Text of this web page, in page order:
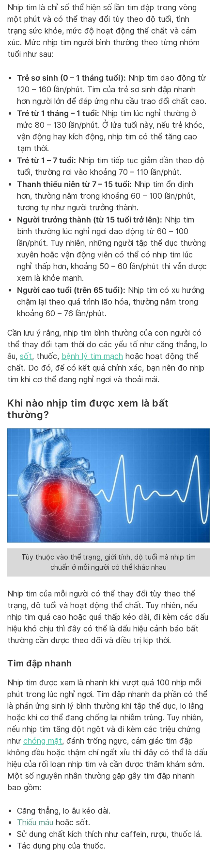
Nhịp tim là chỉ số thể hiện số lần tim đập trong vòng
một phút và có thể thay đổi tùy theo độ tuổi, tình
trạng sức khỏe, mức độ hoạt động thể chất và cảm
xúc. Mức nhịp tim người bình thường theo từng nhóm
tuổi như sau:
Trẻ sơ sinh (0 – 1 tháng tuổi): Nhịp tim dao động từ
120 – 160 lần/phút. Tim của trẻ sơ sinh đập nhanh
hơn người lớn để đáp ứng nhu cầu trao đổi chất cao.
Trẻ từ 1 tháng – 1 tuổi: Nhịp tim lúc nghỉ thường ở
mức 80 – 130 lần/phút. Ở lứa tuổi này, nếu trẻ khóc,
vận động hay kích động, nhịp tim có thể tăng cao
tạm thời.
Trẻ từ 1 – 7 tuổi: Nhịp tim tiếp tục giảm dần theo độ
tuổi, thường rơi vào khoảng 70 – 110 lần/phút.
Thanh thiếu niên từ 7 – 15 tuổi: Nhịp tim ổn định
hơn, thường nằm trong khoảng 60 – 100 lần/phút,
tương tự như người trưởng thành.
Người trưởng thành (từ 15 tuổi trở lên): Nhịp tim
bình thường lúc nghỉ ngơi dao động từ 60 – 100
lần/phút. Tuy nhiên, những người tập thể dục thường
xuyên hoặc vận động viên có thể có nhịp tim lúc
nghỉ thấp hơn, khoảng 50 – 60 lần/phút thì vẫn được
xem là khỏe mạnh.
Người cao tuổi (trên 65 tuổi): Nhịp tim có xu hướng
chậm lại theo quá trình lão hóa, thường nằm trong
khoảng 60 – 76 lần/phút.
Cần lưu ý rằng, nhịp tim bình thường của con người có
thể thay đổi tạm thời do các yếu tố như căng thẳng, lo
âu, sốt, thuốc, bệnh lý tim mạch hoặc hoạt động thể
chất. Do đó, để có kết quả chính xác, bạn nên đo nhịp
tim khi cơ thể đang nghỉ ngơi và thoải mái.
Khi nào nhịp tim được xem là bất
thường?
Tùy thuộc vào thể trạng, giới tính, độ tuổi mà nhịp tim
chuẩn ở mỗi người có thể khác nhau
Nhịp tim của mỗi người có thể thay đổi tùy theo thể
trạng, độ tuổi và hoạt động thể chất. Tuy nhiên, nếu
nhịp tim quá cao hoặc quá thấp kéo dài, đi kèm các dấu
hiệu khó chịu thì đây có thể là dấu hiệu cảnh báo bất
thường cần được theo dõi và điều trị kịp thời.
Tim đập nhanh
Nhịp tim được xem là nhanh khi vượt quá 100 nhịp mỗi
phút trong lúc nghỉ ngơi. Tim đập nhanh đa phần có thể
là phản ứng sinh lý bình thường khi tập thể dục, lo lắng
hoặc khi cơ thể đang chống lại nhiễm trùng. Tuy nhiên,
nếu nhịp tim tăng đột ngột và đi kèm các triệu chứng
như chóng mặt, đánh trống ngực, cảm giác tim đập
không đều hoặc thậm chí ngất xỉu thì đây có thể là dấu
hiệu của rối loạn nhịp tim và cần được thăm khám sớm.
Một số nguyên nhân thường gặp gây tim đập nhanh
bao gồm:
Căng thẳng, lo âu kéo dài.
Thiếu máu hoặc sốt.
Sử dụng chất kích thích như caffein, rượu, thuốc lá.
Tác dụng phụ của thuốc.